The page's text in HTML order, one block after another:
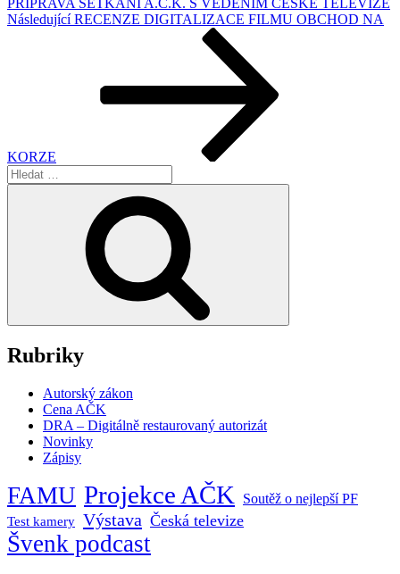
Následující
Následující RECENZE DIGITALIZACE FILMU OBCHOD NA
KORZE
Hledat:
Rubriky
Autorský zákon
Cena AČK
DRA – Digitálně restaurovaný autorizát
Novinky
Zápisy
FAMU Projekce AČK Soutěž o nejlepší PF
Test kamery Výstava Česká televize
Švenk podcast